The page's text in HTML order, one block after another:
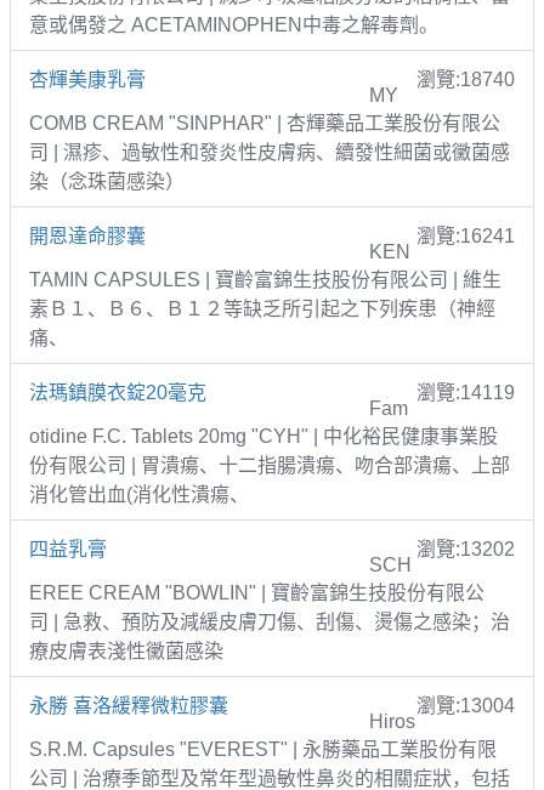
意或偶發之 ACETAMINOPHEN中毒之解毒劑。
杏輝美康乳膏 瀏覽:18740
MY
COMB CREAM "SINPHAR" | 杏輝藥品工業股份有限公
司 | 濕疹、過敏性和發炎性皮膚病、續發性細菌或黴菌感
染（念珠菌感染）
開恩達命膠囊 瀏覽:16241
KEN
TAMIN CAPSULES | 寶齡富錦生技股份有限公司 | 維生
素Ｂ１、Ｂ６、Ｂ１２等缺乏所引起之下列疾患（神經
痛、
法瑪鎮膜衣錠20毫克 瀏覽:14119
Fam
otidine F.C. Tablets 20mg "CYH" | 中化裕民健康事業股
份有限公司 | 胃潰瘍、十二指腸潰瘍、吻合部潰瘍、上部
消化管出血(消化性潰瘍、
四益乳膏 瀏覽:13202
SCH
EREE CREAM "BOWLIN" | 寶齡富錦生技股份有限公
司 | 急救、預防及減緩皮膚刀傷、刮傷、燙傷之感染；治
療皮膚表淺性黴菌感染
永勝 喜洛緩釋微粒膠囊 瀏覽:13004
Hiros
S.R.M. Capsules "EVEREST" | 永勝藥品工業股份有限
公司 | 治療季節型及常年型過敏性鼻炎的相關症狀，包括